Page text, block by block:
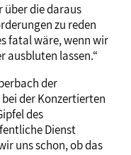
über die daraus
zu reden
fatal wäre, wenn wir
ausbluten lassen.“
der
der Konzertierten
des
Dienst
uns schon, ob das